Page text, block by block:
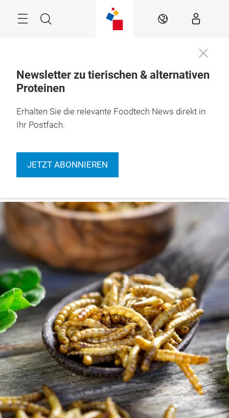
Suche DE
Newsletter zu tierischen & alternativen
Proteinen
Erhalten Sie die relevante Foodtech News direkt in
Ihr Postfach.
JETZT ABONNIEREN